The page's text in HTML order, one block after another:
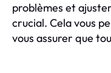
problèmes et
crucial. Cela vous
vous assurer que